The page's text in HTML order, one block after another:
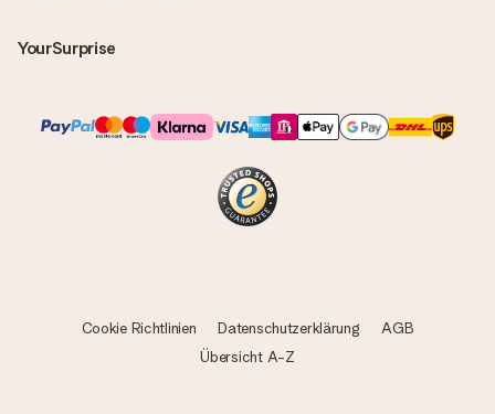
YourSurprise
Cookie Richtlinien Datenschutzerklärung
AGB
Übersicht A-Z